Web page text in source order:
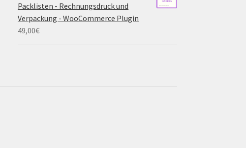
Packlisten - Rechnungsdruck und
Verpackung - WooCommerce Plugin
49,00€